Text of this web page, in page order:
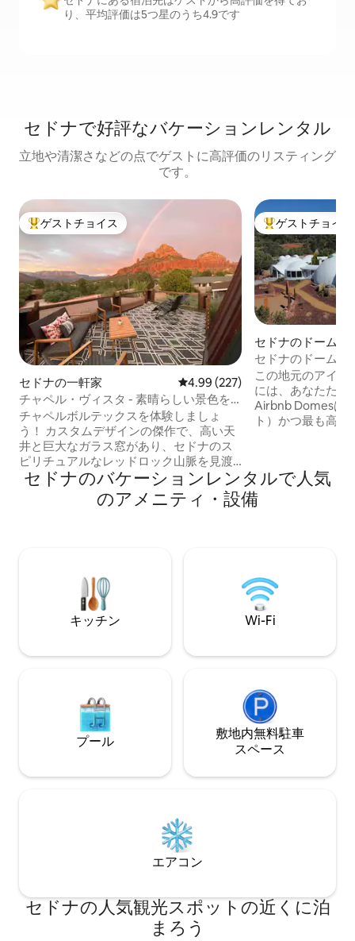
り、平均評価は5つ星のうち4.9です
セドナで好評なバケーションレンタル
立地や清潔さなどの点でゲストに高評価のリスティング
です。
大好評のゲストチョイスです。
ゲストチョイス
セドナの一軒家 レビュー227件、5つ星中4.99つ
4.99 (227)
チャペル・ヴィスタ - 素晴らしい景色を
楽しめる建築の宝石
チャペルボルテックスを体験しましょ
う！ カスタムデザインの傑作で、高い天
井と巨大なガラス窓があり、セドナのス
ピリチュアルなレッドロック山脈を見渡
すことができます。 新しく改装された3寝
室/3バスルームの休暇先は、ドラマチッ
クなリビングルーム、シェフ仕様のキッ
備えた美しい景観の裏庭に面していま
す。 円形の階段は、プライベートロフト
スイートと大きな星空観測デッキにつな
がります。 玄関からすぐにハイキングが
大好評のゲスト
ゲストチョイス
セドナのドームハ
セドナのドームハ
ーク、エクストリ
この地元のアイ
には、あなたたち
Airbnb Domesは
ト）かつ最も高
炉、凹型ソファ、
たグレートドーム
さい。 8インチの
ょう。
セドナのバケーションレンタルで人気
のアメニティ・設備
キッチン Wi-Fi
プール
敷地内無料駐⁠車
ス⁠ペ⁠ー⁠ス
エアコン
セドナの人気観光スポットの近くに泊
まろう